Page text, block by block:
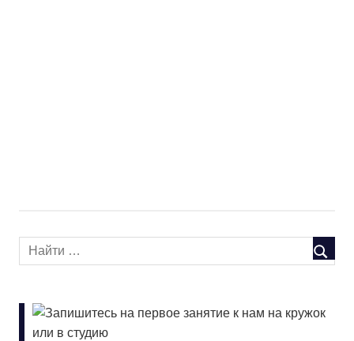
Запишитесь на первое занятие к нам на кружок
или в студию